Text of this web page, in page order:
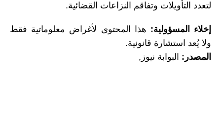
لتعدد التأويلات وتفاقم النزاعات القضائية.
إخلاء المسؤولية: هذا المحتوى لأغراض معلوماتية فقط
ولا يُعد استشارة قانونية.
المصدر: البوابة نيوز,